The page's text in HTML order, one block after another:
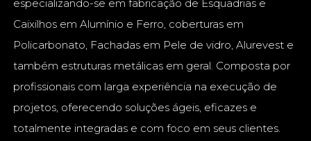
especializando-se em fabricação de Esquadrias e
Caixilhos em Alumínio e Ferro, coberturas em
Policarbonato, Fachadas em Pele de vidro, Alurevest e
também estruturas metálicas em geral. Composta por
profissionais com larga experiência na execução de
projetos, oferecendo soluções ágeis, eficazes e
totalmente integradas e com foco em seus clientes.